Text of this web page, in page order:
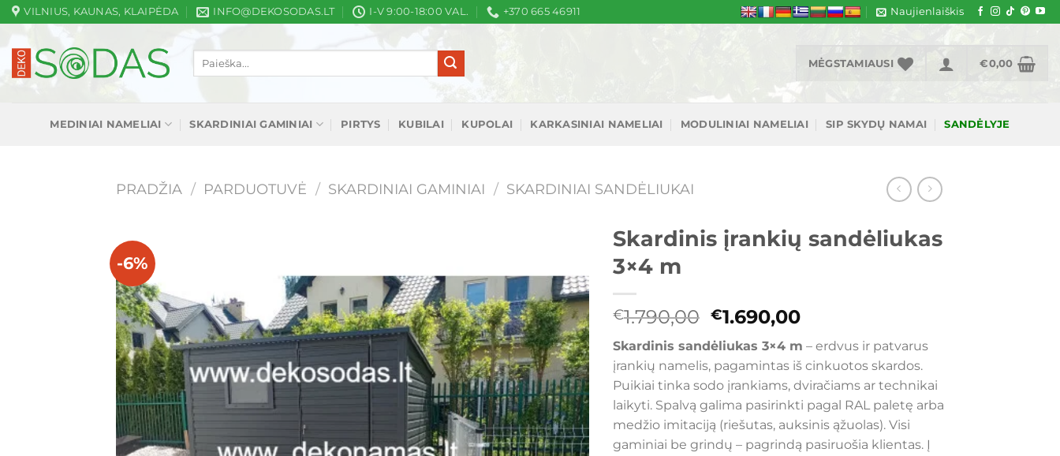
Skip
to
content
VILNIUS, KAUNAS, KLAIPĖDA INFO@DEKOSODAS.LT I-V 9:00-18:00 VAL. +370 665 46911 Naujienlaiškis
Ieškoti:
MĖGSTAMIAUSI €0,00
MEDINIAI NAMELIAI SKARDINIAI GAMINIAI PIRTYS KUBILAI KUPOLAI KARKASINIAI NAMELIAI MODULINIAI NAMELIAI SIP SKYDŲ NAMAI SANDĖLYJE
PRADŽIA / PARDUOTUVĖ / SKARDINIAI GAMINIAI / SKARDINIAI SANDĖLIUKAI
-6%
Skardinis įrankių sandėliukas
3×4 m
€1.790,00 Original
price
was:
€1.790,00.
€1.690,00Current
price
is:
€1.690,00.
Skardinis sandėliukas 3×4 m – erdvus ir patvarus
įrankių namelis, pagamintas iš cinkuotos skardos.
Puikiai tinka sodo įrankiams, dviračiams ar technikai
laikyti. Spalvą galima pasirinkti pagal RAL paletę arba
medžio imitaciją (riešutas, auksinis ąžuolas). Visi
gaminiai be grindų – pagrindą pasiruošia klientas. Į